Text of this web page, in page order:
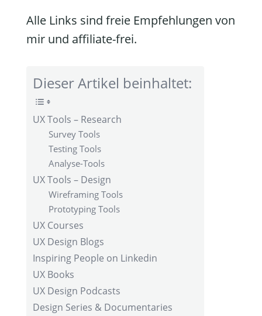
Alle Links sind freie Empfehlungen von
mir und affiliate-frei.
Dieser Artikel beinhaltet:
UX Tools – Research
Survey Tools
Testing Tools
Analyse-Tools
UX Tools – Design
Wireframing Tools
Prototyping Tools
UX Courses
UX Design Blogs
Inspiring People on Linkedin
UX Books
UX Design Podcasts
Design Series & Documentaries